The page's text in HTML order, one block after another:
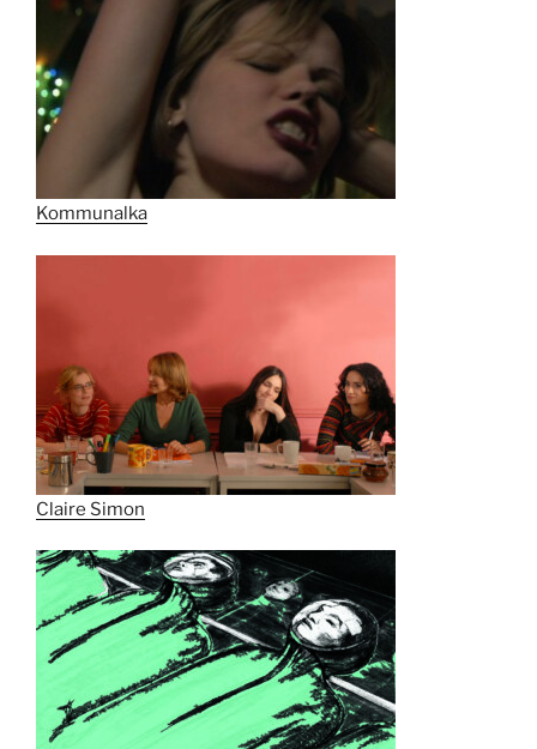
Kommunalka
Claire Simon